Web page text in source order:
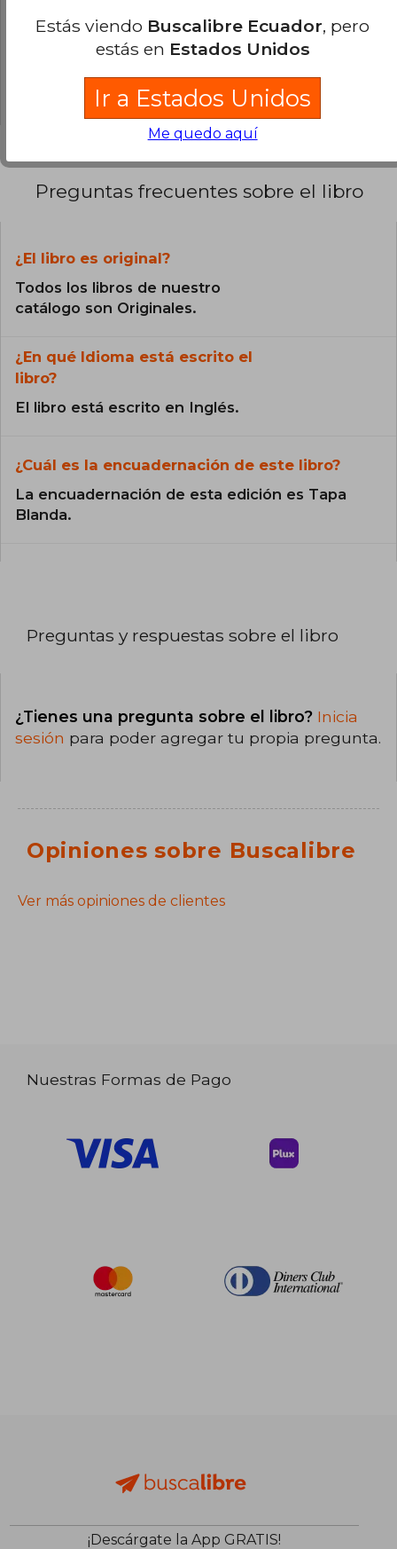
profesor de enseñanza media Andrew
Clements vuelve a reflejar fielmente la vida e
invita a los jóvenes lectores a reflexionar sobre
el dinero, el colegio, la amistad y el significado
del éxito.
0% (0)
0% (0)
0% (0)
Preguntas frecuentes sobre el libro
¿El libro es original?
Todos los libros de nuestro
catálogo son Originales.
¿En qué Idioma está escrito el
libro?
El libro está escrito en Inglés.
¿Cuál es la encuadernación de este libro?
La encuadernación de esta edición es Tapa
Blanda.
Preguntas y respuestas sobre el libro
¿Tienes una pregunta sobre el libro? Inicia
sesión para poder agregar tu propia pregunta.
Opiniones sobre Buscalibre
Ver más opiniones de clientes
Nuestras Formas de Pago
¡Descárgate la App GRATIS!
Estás viendo Buscalibre Ecuador, pero
estás en Estados Unidos
Ir a Estados Unidos
Me quedo aquí